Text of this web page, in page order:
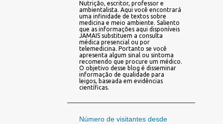
Nutrição, escritor, professor e
ambientalista. Aqui você encontrará
uma infinidade de textos sobre
medicina e meio ambiente. Saliento
que as informações aqui disponíveis
JAMAIS substituem a consulta
médica presencial ou por
telemedicina. Portanto se você
apresenta algum sinal ou sintoma
recomendo que procure um médico.
O objetivo desse blog é disseminar
informação de qualidade para
leigos, baseada em evidências
científicas.
Número de visitantes desde